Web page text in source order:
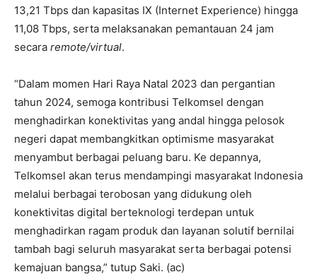
13,21 Tbps dan kapasitas IX (Internet Experience) hingga
11,08 Tbps, serta melaksanakan pemantauan 24 jam
secara remote/virtual.
“Dalam momen Hari Raya Natal 2023 dan pergantian
tahun 2024, semoga kontribusi Telkomsel dengan
menghadirkan konektivitas yang andal hingga pelosok
negeri dapat membangkitkan optimisme masyarakat
menyambut berbagai peluang baru. Ke depannya,
Telkomsel akan terus mendampingi masyarakat Indonesia
melalui berbagai terobosan yang didukung oleh
konektivitas digital berteknologi terdepan untuk
menghadirkan ragam produk dan layanan solutif bernilai
tambah bagi seluruh masyarakat serta berbagai potensi
kemajuan bangsa,” tutup Saki. (ac)